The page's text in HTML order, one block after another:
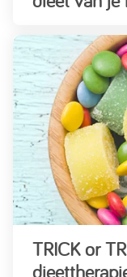
TRICK or